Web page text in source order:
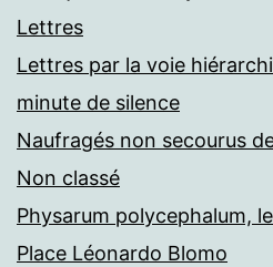
Lettres
Lettres par la voie
minute de silence
Naufragés non secourus
Non classé
Physarum polycephalum,
Place Léonardo Blomo